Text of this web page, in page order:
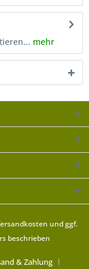
mehr
und ggf.
beschrieben
& Zahlung